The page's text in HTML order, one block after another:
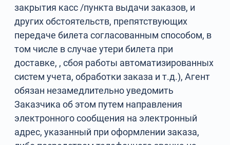
закрытия касс /пункта выдачи заказов, и
других обстоятельств, препятствующих
передаче билета согласованным способом, в
том числе в случае утери билета при
доставке, , сбоя работы автоматизированных
систем учета, обработки заказа и т.д.), Агент
обязан незамедлительно уведомить
Заказчика об этом путем направления
электронного сообщения на электронный
адрес, указанный при оформлении заказа,